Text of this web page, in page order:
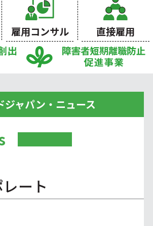
雇用コンサル 直接雇用
ジャパン・ニュース
ート